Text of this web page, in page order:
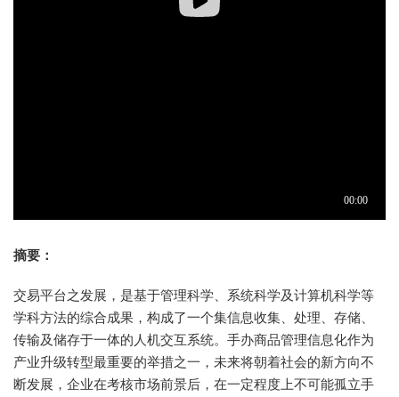
摘要：
交易平台之发展，是基于管理科学、系统科学及计算机科学等
学科方法的综合成果，构成了一个集信息收集、处理、存储、
传输及储存于一体的人机交互系统。手办商品管理信息化作为
产业升级转型最重要的举措之一，未来将朝着社会的新方向不
断发展，企业在考核市场前景后，在一定程度上不可能孤立手